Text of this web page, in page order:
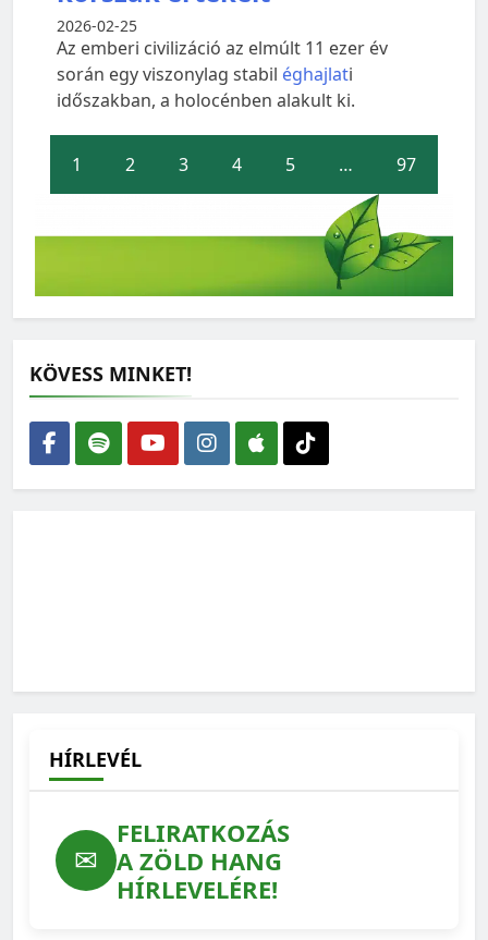
2026-02-25
Az emberi civilizáció az elmúlt 11 ezer év
során egy viszonylag stabil éghajlati
időszakban, a holocénben alakult ki.
1 2 3 4 5 … 97
KÖVESS MINKET!
HÍRLEVÉL
✉
FELIRATKOZÁS
A ZÖLD HANG
HÍRLEVELÉRE!